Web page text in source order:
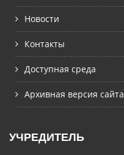
Новости
Контакты
Доступная среда
Архивная версия сайта
УЧРЕДИТЕЛЬ